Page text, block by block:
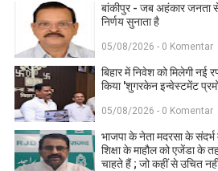
बांकीपुर - जब अहंकार जनता
निर्णय सुनाता है
05/08/2026 - 0 Komentar
बिहार में निवेश को मिलेगी नई
किया 'शुगरकेन इन्वेस्टमेंट
05/08/2026 - 0 Komentar
भाजपा के नेता मदरसा के संदर्भ
शिक्षा के माहौल को एजेंडा के
चाहते हैं ; जो कहीं से उचित